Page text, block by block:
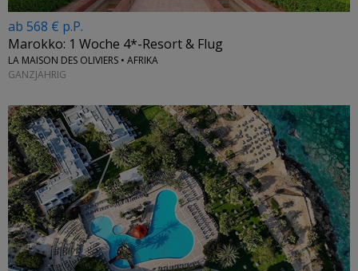
ab 568 € p.P.
Marokko: 1 Woche 4*-Resort & Flug
LA MAISON DES OLIVIERS • AFRIKA
GANZJÄHRIG